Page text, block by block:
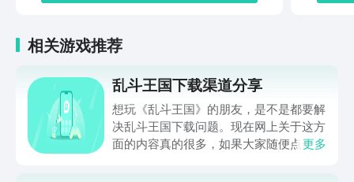
相关游戏推荐
乱斗王国下载渠道分享
想玩《乱斗王国》的朋友，是不是都要解
决乱斗王国下载问题。现在网上关于这方
面的内容真的很多，如果大家随便点击陌
更多